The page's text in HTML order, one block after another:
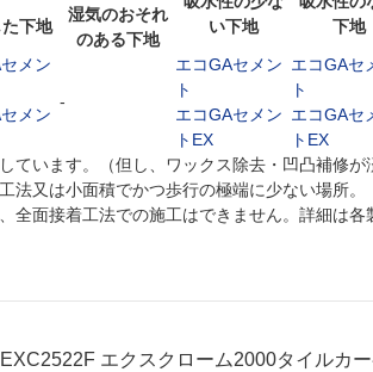
い下地
下地
下地
湿気のおそれ
のある下地
メン
メン
-
エコGAセメン
ト
エコGAセメン
トEX
エコGAセ
ト
エコGAセ
トEX
います。（但し、ワックス除去・凹凸補修が
又は小面積でかつ歩行の極端に少ない場所。
面接着工法での施工はできません。詳細は各
EXC2522F エクスクローム2000タイルカ